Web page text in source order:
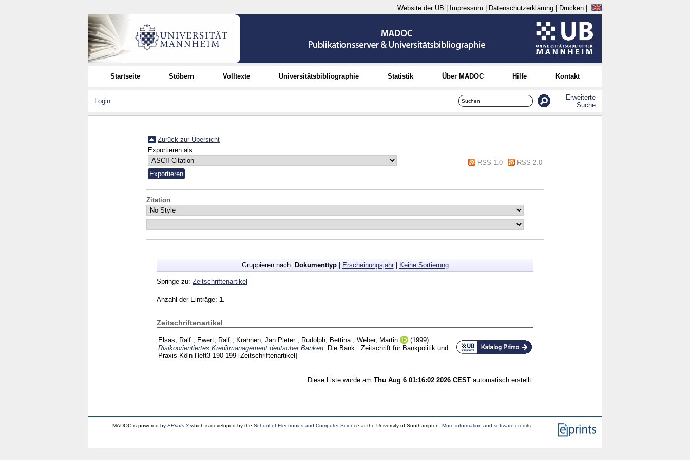
Website der UB Impressum Datenschutzerklärung Drucken
Startseite Stöbern Volltexte Universitätsbibliographie Statistik Über MADOC Hilfe Kontakt
Login
Erweiterte
Suche
Zurück zur Übersicht
Exportieren als
RSS 1.0
RSS 2.0
Zitation
Gruppieren nach: Dokumenttyp| Erscheinungsjahr| Keine Sortierung
Springe zu: Zeitschriftenartikel
Anzahl der Einträge: 1
Zeitschriftenartikel
Elsas, Ralf ; Ewert, Ralf ; Krahnen, Jan Pieter; Rudolph, Bettina ; Weber, Martin
(1999)
Risikoorientiertes Kreditmanagement deutscher Banken.
Die Bank : Zeitschrift für Bankpolitik und
Praxis Köln Heft3 190-199 [Zeitschriftenartikel]
Diese Liste wurde am Thu Aug 6 01:16:02 2026 CEST automatisch erstellt.
MADOC is powered byEPrints 3 which is developed by theSchool of Electronics and Computer Science at the University of Southampton.More information and software credits